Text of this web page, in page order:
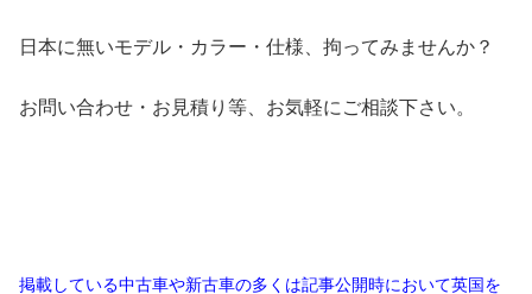
日本に無いモデル・カラー・仕様、拘ってみませんか？
お問い合わせ・お見積り等、お気軽にご相談下さい。
掲載している中古車や新古車の多くは記事公開時において英国を